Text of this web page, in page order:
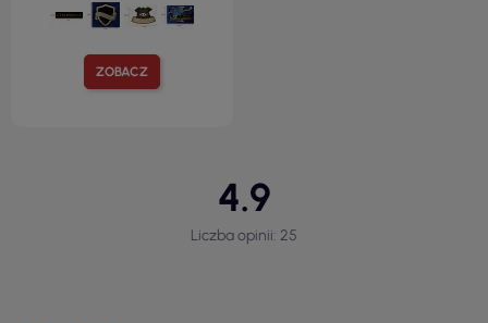
ZOBACZ
4.9
Liczba opinii: 25